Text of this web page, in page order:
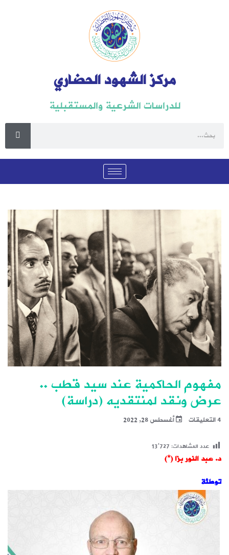
مركز الشهود الحضاري
للدراسات الشرعية والمستقبلية
مفهوم الحاكمية عند سيد قطب ..
عرض ونقد لمنتقديه (دراسة)
4 التعليقات أغسطس 28, 2022
عدد المشاهدات:13٬727
د. عبد النور بزا (*)
توطئة